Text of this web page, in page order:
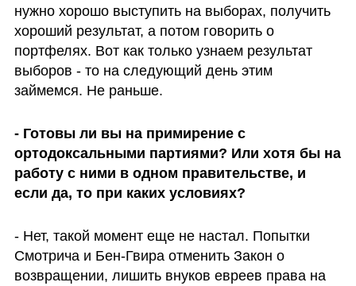
нужно хорошо выступить на выборах, получить
хороший результат, а потом говорить о
портфелях. Вот как только узнаем результат
выборов - то на следующий день этим
займемся. Не раньше.
- Готовы ли вы на примирение с
ортодоксальными партиями? Или хотя бы на
работу с ними в одном правительстве, и
если да, то при каких условиях?
- Нет, такой момент еще не настал. Попытки
Смотрича и Бен-Гвира отменить Закон о
возвращении, лишить внуков евреев права на